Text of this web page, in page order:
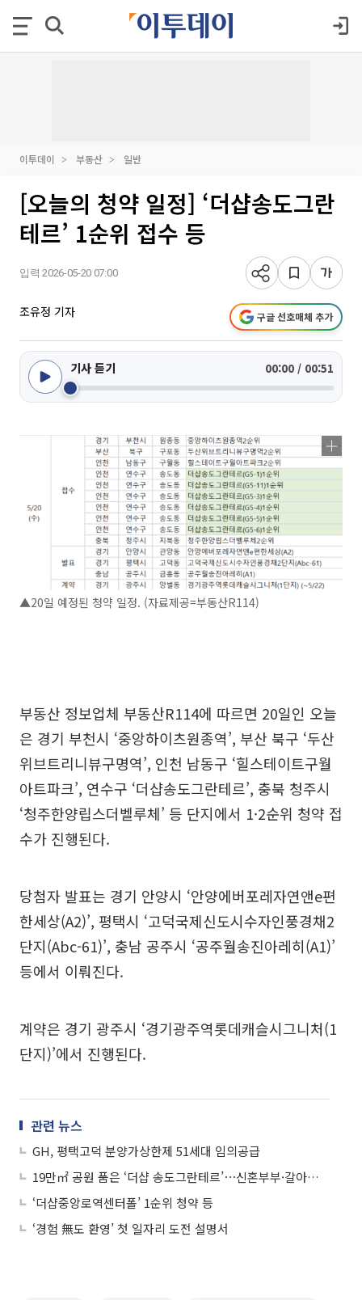
이투데이 부동산 일반
[오늘의 청약 일정] ‘더샵송도그란
테르’ 1순위 접수 등
입력 2026-05-20 07:00
조유정 기자 구글 선호매체 추가
기사 듣기 00:00 / 00:51
▲20일 예정된 청약 일정. (자료제공=부동산R114)
부동산 정보업체 부동산R114에 따르면 20일인 오늘
은 경기 부천시 ‘중앙하이츠원종역’, 부산 북구 ‘두산
위브트리니뷰구명역’, 인천 남동구 ‘힐스테이트구월
아트파크’, 연수구 ‘더샵송도그란테르’, 충북 청주시
‘청주한양립스더벨루체’ 등 단지에서 1·2순위 청약 접
수가 진행된다.
당첨자 발표는 경기 안양시 ‘안양에버포레자연앤e편
한세상(A2)’, 평택시 ‘고덕국제신도시수자인풍경채2
단지(Abc-61)’, 충남 공주시 ‘공주월송진아레히(A1)’
등에서 이뤄진다.
계약은 경기 광주시 ‘경기광주역롯데캐슬시그니처(1
단지)’에서 진행된다.
관련 뉴스
GH, 평택고덕 분양가상한제 51세대 임의공급
19만㎡ 공원 품은 ‘더샵 송도그란테르’⋯신혼부부·갈아타기 수요에 북적
‘더샵중앙로역센터폴’ 1순위 청약 등
‘경험 無도 환영’ 첫 일자리 도전 설명서